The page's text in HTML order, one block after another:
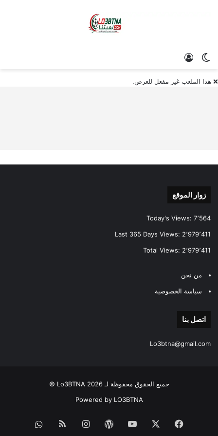
الوضع المظلم
❌ هذا الملعب غير مفعل للعرض.
زوار الموقع
Today's Views: 7٬564
Last 365 Days Views: 2٬979٬411
Total Views: 2٬979٬411
من نحن
سياسة الخصوصية
اتصل بنا
Lo3btna@gmail.com
جميع الحقوق محفوظة لـ Lo3BTNA 2026 ©
Powered by LO3BTNA
فيسبوك ‫YouTube
‫WordPress
انستقرامملخصقناة